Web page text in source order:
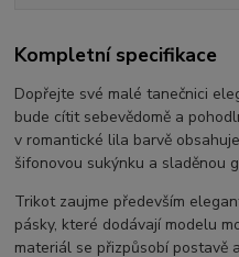
Kompletní specifikace
Dopřejte své malé tanečnici
bude cítit sebevědomě a
v romantické lila barvě
šifonovou sukýnku a sladěnou
Trikot zaujme především
pásky, které dodávají modelu
materiál se přizpůsobí postavě